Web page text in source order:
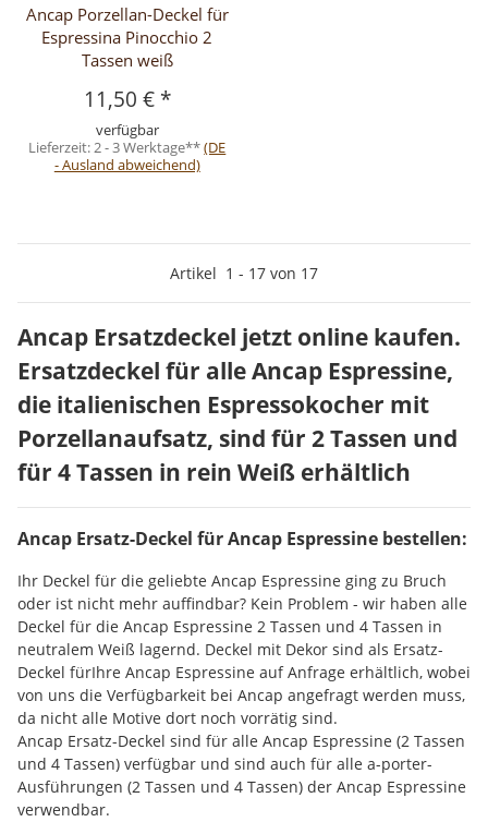
Ancap Porzellan-Deckel für
Espressina Pinocchio 2
Tassen weiß
11,50 € *
verfügbar
Lieferzeit:2 - 3 Werktage**(DE
- Ausland abweichend)
Artikel 1 - 17 von 17
Ancap Ersatzdeckel jetzt online kaufen.
Ersatzdeckel für alle Ancap Espressine,
die italienischen Espressokocher mit
Porzellanaufsatz, sind für 2 Tassen und
für 4 Tassen in rein Weiß erhältlich
Ancap Ersatz-Deckel für Ancap Espressine bestellen:
Ihr Deckel für die geliebte Ancap Espressine ging zu Bruch
oder ist nicht mehr auffindbar? Kein Problem - wir haben alle
Deckel für die Ancap Espressine 2 Tassen und 4 Tassen in
neutralem Weiß lagernd. Deckel mit Dekor sind als Ersatz-
Deckel fürIhre Ancap Espressine auf Anfrage erhältlich, wobei
von uns die Verfügbarkeit bei Ancap angefragt werden muss,
da nicht alle Motive dort noch vorrätig sind.
Ancap Ersatz-Deckel sind für alle Ancap Espressine (2 Tassen
und 4 Tassen) verfügbar und sind auch für alle a-porter-
Ausführungen (2 Tassen und 4 Tassen) der Ancap Espressine
verwendbar.